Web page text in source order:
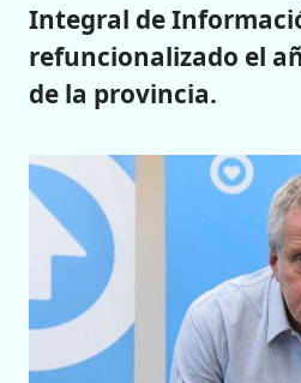
Integral de
refuncionalizado el
de la provincia.